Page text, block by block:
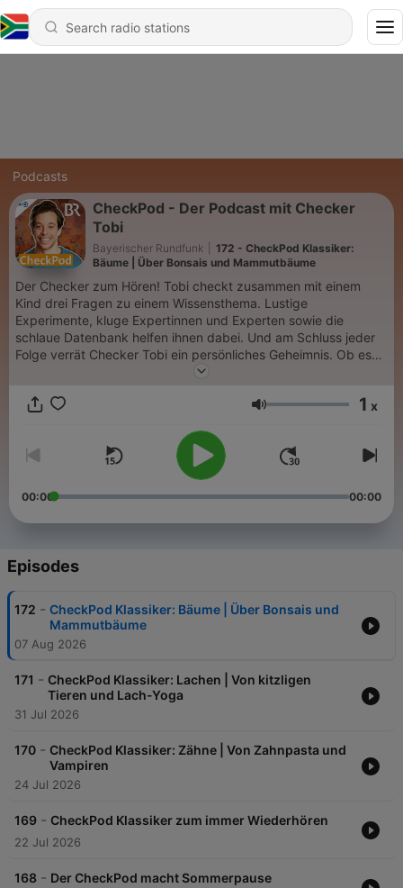
Podcasts
CheckPod - Der Podcast mit Checker
Tobi
Bayerischer Rundfunk
172 - CheckPod Klassiker:
Bäume | Über Bonsais und Mammutbäume
Der Checker zum Hören! Tobi checkt zusammen mit einem
Kind drei Fragen zu einem Wissensthema. Lustige
Experimente, kluge Expertinnen und Experten sowie die
schlaue Datenbank helfen ihnen dabei. Und am Schluss jeder
Folge verrät Checker Tobi ein persönliches Geheimnis. Ob es
um Bäume, Märchen oder Schleim geht, im CheckPod macht
eine Woche vorab exklusiv in ARD Sounds.Volume 1 x
00:00 00:00
Episodes
172 - CheckPod Klassiker: Bäume | Über Bonsais und
Mammutbäume
07 Aug 2026
171 - CheckPod Klassiker: Lachen | Von kitzligen
Tieren und Lach-Yoga
31 Jul 2026
170 - CheckPod Klassiker: Zähne | Von Zahnpasta und
Vampiren
24 Jul 2026
169 - CheckPod Klassiker zum immer Wiederhören
22 Jul 2026
168 - Der CheckPod macht Sommerpause